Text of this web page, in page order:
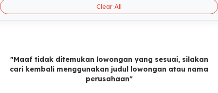
Clear All
"Maaf tidak ditemukan lowongan yang sesuai, silakan
cari kembali menggunakan judul lowongan atau nama
perusahaan"